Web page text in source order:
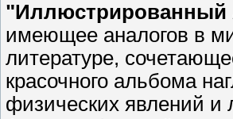
"Иллюстрированный
имеющее аналогов в
литературе,
красочного альбома
физических явлений и